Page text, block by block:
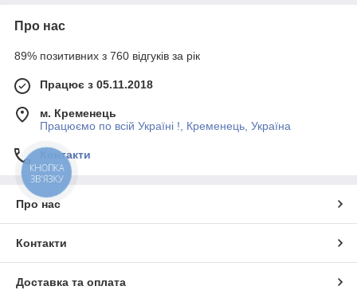
Про нас
89% позитивних з 760 відгуків за рік
Працює з 05.11.2018
м. Кременець
Працюємо по всій Україні !, Кременець, Україна
Контакти
Про нас
Контакти
Доставка та оплата
КНОПКА
ЗВ'ЯЗКУ